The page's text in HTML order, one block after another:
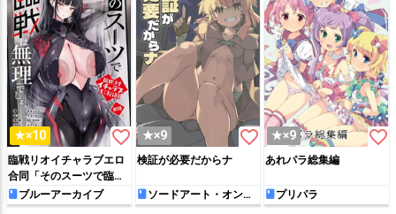
★×10 favorite_border
臨戦リオイチャラブエロ
合同「そのスーツで臨戦
は無理でしょ」
ブルーアーカイブ
★×9 favorite_border
検証が必要だからナ
ソードアート・オンラ
イン
★×9 favorite_border
あれパラ総集編
プリパラ